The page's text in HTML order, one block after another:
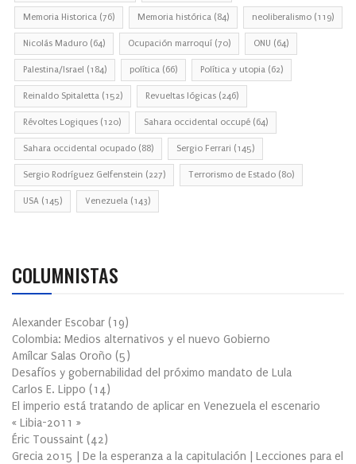
Memoria Historica (76) Memoria histórica (84) neoliberalismo (119)
Nicolás Maduro (64) Ocupación marroquí (70) ONU (64)
Palestina/Israel (184) política (66) Política y utopia (62)
Reinaldo Spitaletta (152) Revueltas lógicas (246)
Révoltes Logiques (120) Sahara occidental occupé (64)
Sahara occidental ocupado (88) Sergio Ferrari (145)
Sergio Rodríguez Gelfenstein (227) Terrorismo de Estado (80)
USA (145) Venezuela (143)
COLUMNISTAS
Alexander Escobar (19)
Colombia: Medios alternativos y el nuevo Gobierno
Amílcar Salas Oroño (5)
Desafíos y gobernabilidad del próximo mandato de Lula
Carlos E. Lippo (14)
El imperio está tratando de aplicar en Venezuela el escenario
« Libia-2011 »
Éric Toussaint (42)
Grecia 2015 | De la esperanza a la capitulación | Lecciones para el